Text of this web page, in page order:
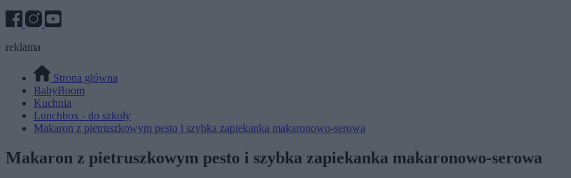
reklama
Strona główna
BabyBoom
Kuchnia
Lunchbox - do szkoły
Makaron z pietruszkowym pesto i szybka zapiekanka makaronowo-serowa
Makaron z pietruszkowym pesto i szybka zapiekanka makaronowo-serowa